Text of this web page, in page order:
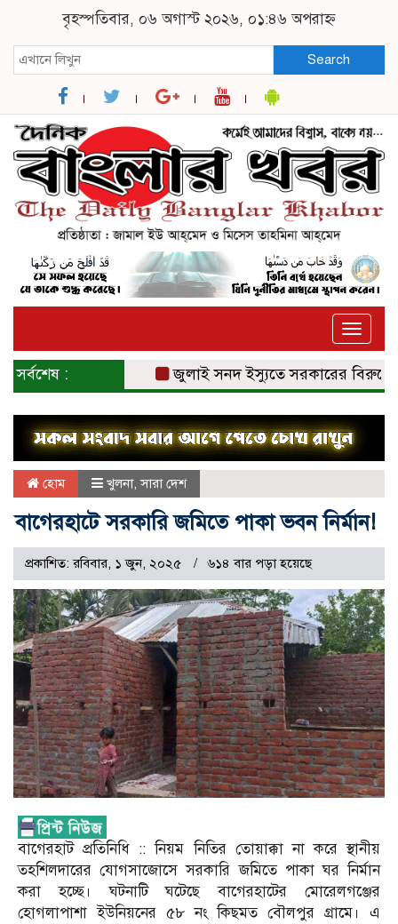
বৃহস্পতিবার, ০৬ অগাস্ট ২০২৬, ০১:৪৬ অপরাহ্ন
Search
Toggle
সর্বশেষ : জুলাই সনদ ইস্যুতে সরকারের বিরুদ্ধে
হোম খুলনা,সারা দেশ
বাগেরহাটে সরকারি জমিতে পাকা ভবন নির্মান!
প্রকাশিত: রবিবার, ১ জুন, ২০২৫ ৬১৪ বার পড়া হয়েছে
বাগেরহাট প্রতিনিধি :: নিয়ম নিতির তোয়াক্কা না করে স্থানীয়
তহশিলদারের যোগসাজোসে সরকারি জমিতে পাকা ঘর নির্মান
করা হচ্ছে। ঘটনাটি ঘটেছে বাগেরহাটের মোরেলগঞ্জের
হোগলাপাশা ইউনিয়নের ৫৮ নং কিছমত বৌলপুর গ্রামে। এ